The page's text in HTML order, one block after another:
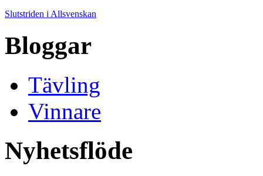
Slutstriden i Allsvenskan
Bloggar
Tävling
Vinnare
Nyhetsflöde